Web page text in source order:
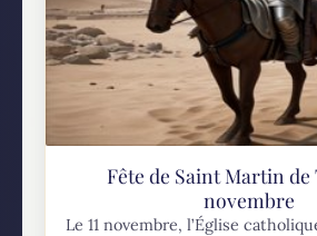
Fête de Saint Martin de
novembre
Le 11 novembre, l’Église